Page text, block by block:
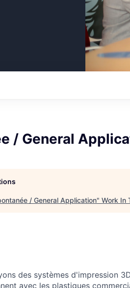
/ General
/ General Application" Work In
des systèmes d'impression
avec les plastiques